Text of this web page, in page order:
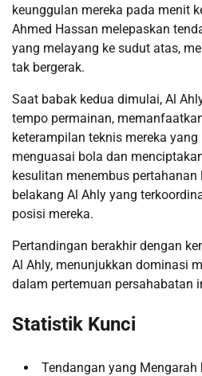
keunggulan mereka pada menit
Ahmed Hassan melepaskan
yang melayang ke sudut atas,
tak bergerak.
Saat babak kedua dimulai, Al
tempo permainan,
keterampilan teknis mereka
menguasai bola dan
kesulitan menembus pertahanan
belakang Al Ahly yang
posisi mereka.
Pertandingan berakhir dengan
Al Ahly, menunjukkan dominasi
dalam pertemuan persahabatan
Statistik Kunci
Tendangan yang Mengarah